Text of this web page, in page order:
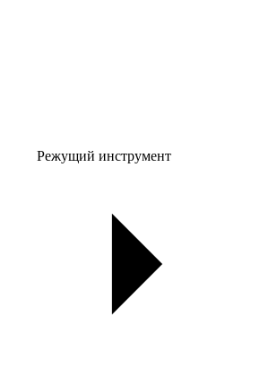
Режущий инструмент